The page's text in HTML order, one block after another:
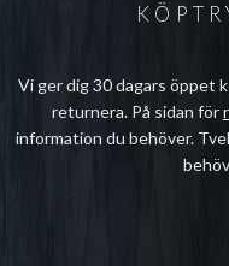
Vi ger dig 30 dagars öppet
returnera. På sidan för
information du behöver.